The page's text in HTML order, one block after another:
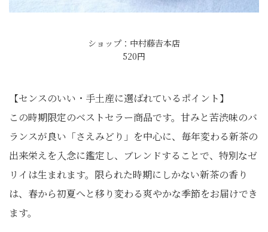
ショップ：中村藤𠮷本店
520円
【センスのいい・手土産に選ばれているポイント】
この時期限定のベストセラー商品です。甘みと苦渋味のバ
ランスが良い「さえみどり」を中心に、毎年変わる新茶の
出来栄えを入念に鑑定し、ブレンドすることで、特別なゼ
リイは生まれます。限られた時期にしかない新茶の香り
は、春から初夏へと移り変わる爽やかな季節をお届けでき
ます。